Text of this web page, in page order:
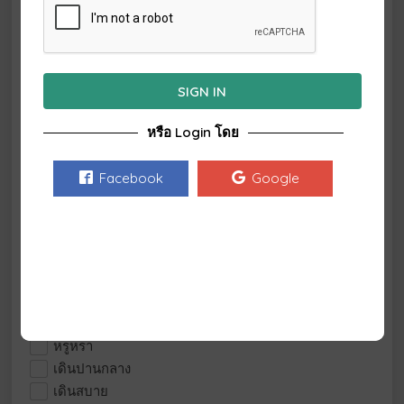
ทัวร์วันขึ้นปีใหม่(1มค.)
ทัวร์วันฉัตรมงคล(5 พค.)
ทัวร์วันปิยมหาราช(ตค)
ทัวร์วันพ่อ (5 ธ.ค.)
ทัวร์วันวิสาขบูชา(พค)
ทัวร์วันหยุดสงกรานต์(เม.ย.)
ทัวร์วันเข้าพรรษา(กค)
ทัวร์วันแม่แห่งชาติ (12 ส.ค.)
หรูหรา
เดินปานกลาง
เดินสบาย
SIGN IN
หรือ Login โดย
Facebook Google